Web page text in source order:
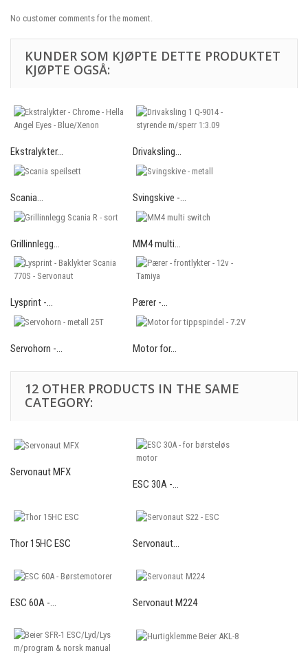
No customer comments for the moment.
KUNDER SOM KJØPTE DETTE PRODUKTET
KJØPTE OGSÅ:
Ekstralykter... Drivaksling...
Scania... Svingskive -...
Grillinnlegg... MM4 multi...
Lysprint -... Pærer -...
Servohorn -... Motor for...
12 OTHER PRODUCTS IN THE SAME
CATEGORY:
Servonaut MFX
ESC 30A -...
Thor 15HC ESC Servonaut...
ESC 60A -... Servonaut M224